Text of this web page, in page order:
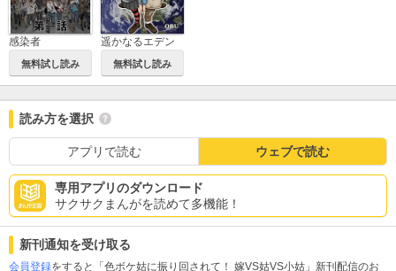
感染者
無料試し読み
遥かなるエデン
無料試し読み
読み方を選択
アプリで読む ウェブで読む
専用アプリのダウンロード
サクサクまんがを読めて多機能！
新刊通知を受け取る
会員登録をすると「色ボケ姑に振り回されて！ 嫁VS姑VS小姑」新刊配信のお